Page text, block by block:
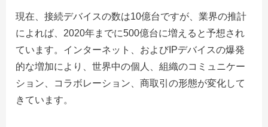
現在、接続デバイスの数は10億台ですが、業界の推計
によれば、2020年までに500億台に増えると予想され
ています。インターネット、およびIPデバイスの爆発
的な増加により、世界中の個人、組織のコミュニケー
ション、コラボレーション、商取引の形態が変化して
きています。